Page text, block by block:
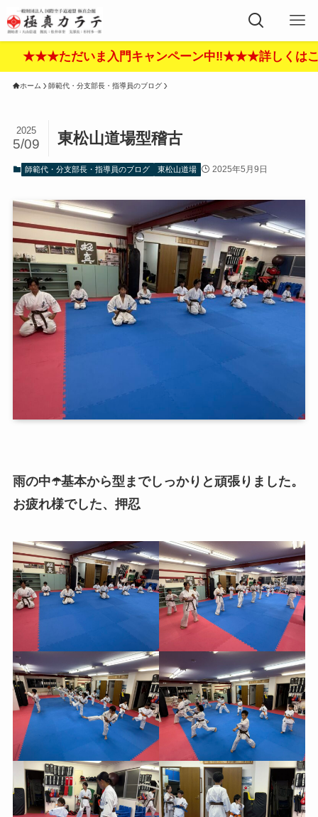
いま入門キャンペーン中‼︎★★★詳しくはここをク
ホーム 師範代・分支部長・指導員のブログ
東松山道場型稽古
2025
5/09
師範代・分支部長・指導員のブログ 東松山道場 2025年5月9日
雨の中☂️基本から型までしっかりと頑張りました。
お疲れ様でした、押忍